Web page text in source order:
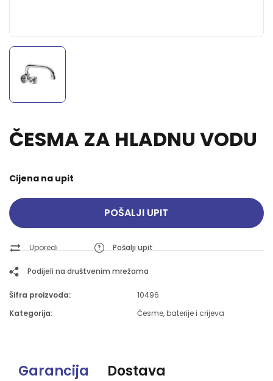
ČESMA ZA HLADNU VODU
Cijena na upit
POŠALJI UPIT
Uporedi Pošalji upit
Podijeli na društvenim mrežama
Šifra proizvoda:
10496
Kategorija:
Česme, baterije i crijeva
Garancija Dostava